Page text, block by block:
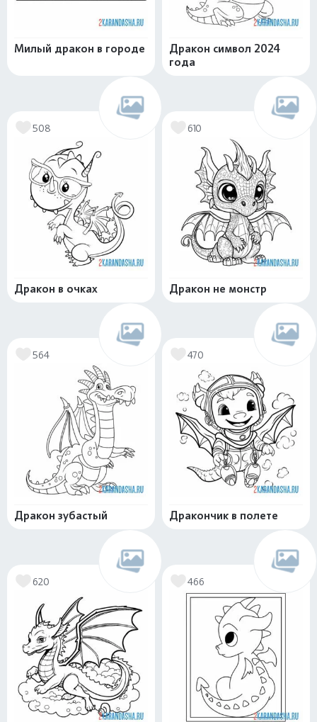
Милый дракон в городе
Дракон символ 2024
года
508
Дракон в очках
610
Дракон не монстр
564
Дракон зубастый
470
Дракончик в полете
620 466